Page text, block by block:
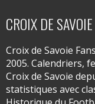
CROIX DE
Croix de Savoie
2005. Calendriers,
Croix de Savoie
statistiques avec